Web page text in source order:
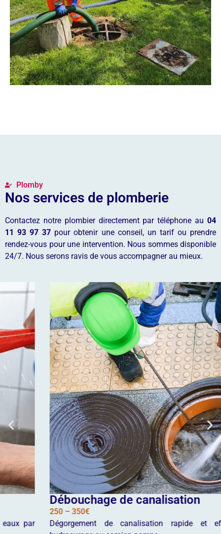
Plomby
Nos services de plomberie
Contactez notre plombier directement par téléphone au 04
11 93 97 37 pour obtenir une conseil, un tarif ou prendre
rendez-vous pour une intervention. Nous sommes disponible
24/7. Nous serons ravis de vous accompagner au mieux.
Débouchage de canalisation
Dégorgement de canalisation rapide et efficace par